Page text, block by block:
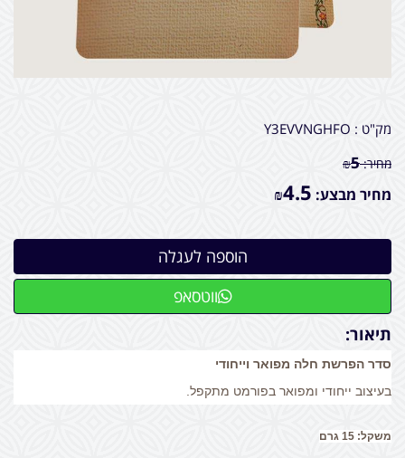
מק"ט : Y3EVVNGHFO
מחיר: ₪5
מחיר מבצע: ₪4.5
ווטסאפ
תיאור:
סדר הפרשת חלה מפואר וייחודי
בעיצוב ייחודי ומפואר בפורמט מתקפל.
משקל: 15 גרם